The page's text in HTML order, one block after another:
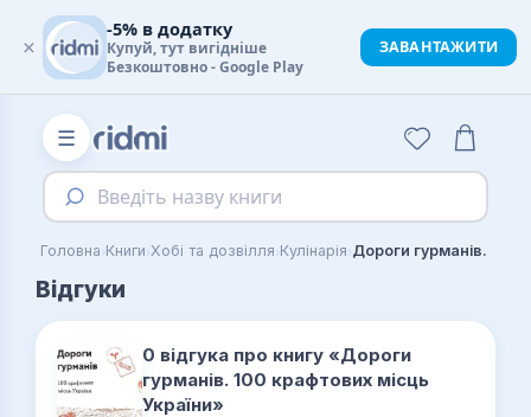
☰
Введіть назву книги
Головна›Книги›Хобі та дозвілля›Кулінарія›
Відгуки
0 відгука про книгу «Дороги
гурманів. 100 крафтових місць
України»
×
-5% в додатку
Купуй, тут вигідніше
Безкоштовно - Google Play
ЗАВАНТАЖИТИ